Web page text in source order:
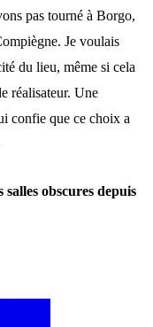
pas tourné à Borgo,
Je voulais
du lieu, même si cela
réalisateur. Une
confie que ce choix a
obscures depuis